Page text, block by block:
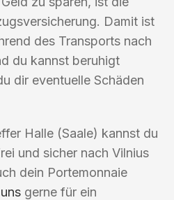
Damit ist
des Transports nach
du kannst beruhigt
dir eventuelle Schäden
Halle (Saale) kannst du
und sicher nach Vilnius
dein Portemonnaie
gerne für ein